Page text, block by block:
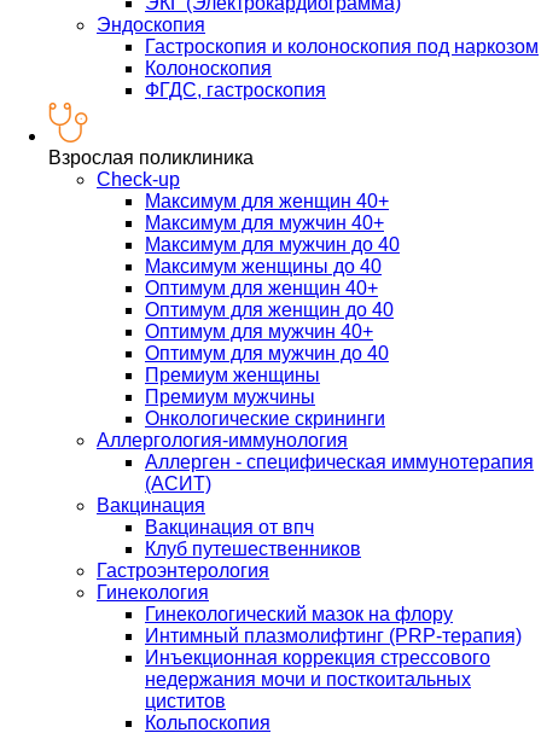
Эндоскопия
Гастроскопия и колоноскопия под наркозом
Колоноскопия
ФГДС, гастроскопия
Взрослая поликлиника
Check-up
Максимум для женщин 40+
Максимум для мужчин 40+
Максимум для мужчин до 40
Максимум женщины до 40
Оптимум для женщин 40+
Оптимум для женщин до 40
Оптимум для мужчин 40+
Оптимум для мужчин до 40
Премиум женщины
Премиум мужчины
Онкологические скрининги
Аллергология-иммунология
Аллерген - специфическая иммунотерапия
(АСИТ)
Вакцинация
Вакцинация от впч
Клуб путешественников
Гастроэнтерология
Гинекология
Гинекологический мазок на флору
Интимный плазмолифтинг (PRP-терапия)
Инъекционная коррекция стрессового
недержания мочи и посткоитальных
циститов
Кольпоскопия